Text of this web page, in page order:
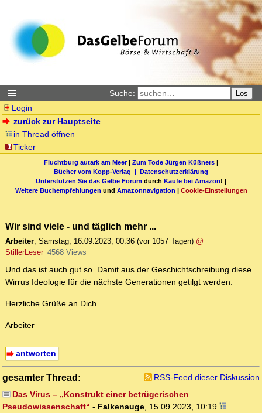
Suche: Los
Login
zurück zur Hauptseite
in Thread öffnen
Ticker
Fluchtburg autark am Meer| Zum Tode Jürgen Küßners |
Bücher vom Kopp-Verlag | Datenschutzerklärung
Unterstützen Sie das Gelbe Forum durch Käufe bei Amazon! |
Weitere Buchempfehlungen und Amazonnavigation | Cookie-Einstellungen
Wir sind viele - und täglich mehr ...
Arbeiter, Samstag, 16.09.2023, 00:36 (vor 1057 Tagen) @
StillerLeser 4568 Views
Und das ist auch gut so. Damit aus der Geschichtschreibung diese
Wirrus Ideologie für die nächste Generationen getilgt werden.
Herzliche Grüße an Dich.
Arbeiter
antworten
gesamter Thread:
RSS-Feed dieser Diskussion
Das Virus – „Konstrukt einer betrügerischen
Pseudowissenschaft“ - Falkenauge, 15.09.2023, 10:19